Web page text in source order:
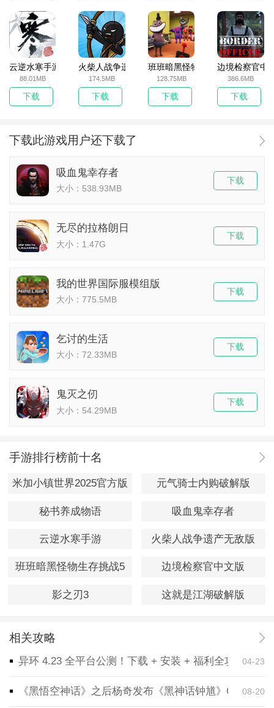
云逆水寒手游
88.01MB
下载
火柴人战争遗产无敌版
174.5MB
下载
班班暗黑怪物生存挑战5
128.75MB
下载
边境检察官中
386.6MB
下载
下载此游戏用户还下载了
吸血鬼幸存者
大小：538.93MB
下载
无尽的拉格朗日
大小：1.47G
下载
我的世界国际服模组版
大小：775.5MB
下载
乞讨的生活
大小：72.33MB
下载
鬼灭之仞
大小：54.29MB
下载
手游排行榜前十名
米加小镇世界2025官方版 元气骑士内购破解版
秘书养成物语 吸血鬼幸存者
云逆水寒手游 火柴人战争遗产无敌版
班班暗黑怪物生存挑战5 边境检察官中文版
影之刃3 这就是江湖破解版
相关攻略
异环 4.23 全平台公测！下载 + 安装 + 福利全攻略，一
04-23
《黑悟空神话》之后杨奇发布《黑神话钟馗》CG！预
08-20